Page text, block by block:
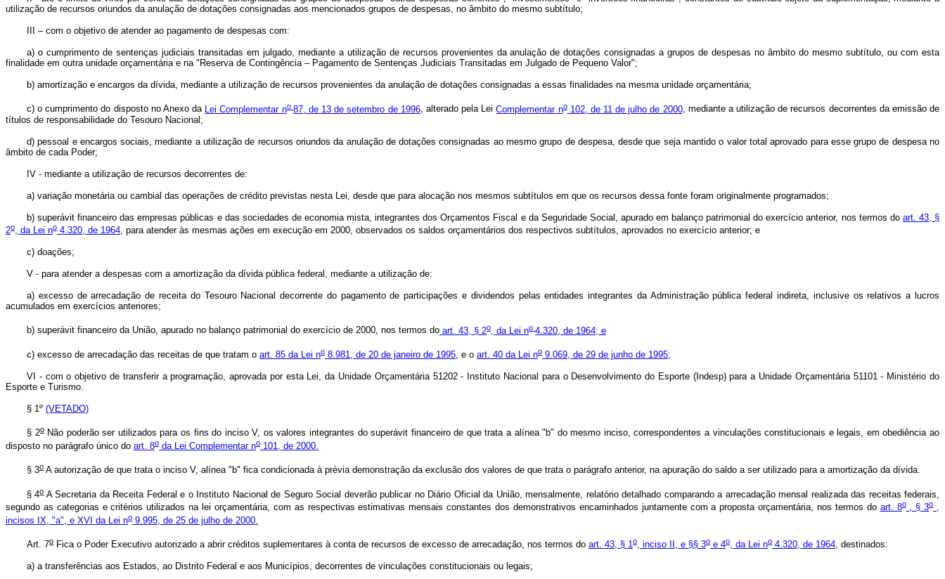
utilização de recursos oriundos da anulação de dotações consignadas aos mencionados grupos de despesas, no âmbito do mesmo subtítulo;
III – com o objetivo de atender ao pagamento de despesas com:
a) o cumprimento de sentenças judiciais transitadas em julgado, mediante a utilização de recursos provenientes da anulação de dotações consignadas a grupos de despesas no âmbito do mesmo subtítulo, ou com esta
finalidade em outra unidade orçamentária e na "Reserva de Contingência – Pagamento de Sentenças Judiciais Transitadas em Julgado de Pequeno Valor";
b) amortização e encargos da dívida, mediante a utilização de recursos provenientes da anulação de dotações consignadas a essas finalidades na mesma unidade orçamentária;
c) o cumprimento do disposto no Anexo da Lei Complementar no 87, de 13 de setembro de 1996, alterado pela LeiComplementar no102, de 11 de julho de 2000, mediante a utilização de recursos decorrentes da emissão de
títulos de responsabilidade do Tesouro Nacional;
d) pessoal e encargos sociais, mediante a utilização de recursos oriundos da anulação de dotações consignadas ao mesmo grupo de despesa, desde que seja mantido o valor total aprovado para esse grupo de despesa no
âmbito de cada Poder;
IV - mediante a utilização de recursos decorrentes de:
a) variação monetária ou cambial das operações de crédito previstas nesta Lei, desde que para alocação nos mesmos subtítulos em que os recursos dessa fonte foram originalmente programados;
b) superávit financeiro das empresas públicas e das sociedades de economia mista, integrantes dos Orçamentos Fiscal e da Seguridade Social, apurado em balanço patrimonial do exercício anterior, nos termos do art. 43, §
2o, da Lei no 4.320, de 1964, para atender às mesmas ações em execução em 2000, observados os saldos orçamentários dos respectivos subtítulos, aprovados no exercício anterior; e
c) doações;
V - para atender a despesas com a amortização da dívida pública federal, mediante a utilização de:
a) excesso de arrecadação de receita do Tesouro Nacional decorrente do pagamento de participações e dividendos pelas entidades integrantes da Administração pública federal indireta, inclusive os relativos a lucros
acumulados em exercícios anteriores;
b) superávit financeiro da União, apurado no balanço patrimonial do exercício de 2000, nos termos do art. 43, § 2o , da Lei no 4.320, de 1964; e
c) excesso de arrecadação das receitas de que tratam o art. 85 da Lei no 8.981, de 20 de janeiro de 1995, e o art. 40 da Lei no 9.069, de 29 de junho de 1995;
VI - com o objetivo de transferir a programação, aprovada por esta Lei, da Unidade Orçamentária 51202 - Instituto Nacional para o Desenvolvimento do Esporte (Indesp) para a Unidade Orçamentária 51101 - Ministério do
Esporte e Turismo.
§ 1º (VETADO)
§ 2oNão poderão ser utilizados para os fins do inciso V, os valores integrantes do superávit financeiro de que trata a alínea "b" do mesmo inciso, correspondentes a vinculações constitucionais e legais, em obediência ao
disposto no parágrafo único do art. 8o da Lei Complementar no 101, de 2000.
§ 3o A autorização de que trata o inciso V, alínea "b" fica condicionada à prévia demonstração da exclusão dos valores de que trata o parágrafo anterior, na apuração do saldo a ser utilizado para a amortização da dívida.
§ 4oA Secretaria da Receita Federal e o Instituto Nacional de Seguro Social deverão publicar no Diário Oficial da União, mensalmente, relatório detalhado comparando a arrecadação mensal realizada das receitas federais,
segundo as categorias e critérios utilizados na lei orçamentária, com as respectivas estimativas mensais constantes dos demonstrativos encaminhados juntamente com a proposta orçamentária, nos termos do art. 8o, § 3o,
incisos IX, "a", e XVI da Lei no 9.995, de 25 de julho de 2000.
Art. 7o Fica o Poder Executivo autorizado a abrir créditos suplementares à conta de recursos de excesso de arrecadação, nos termos do art. 43, § 1o, inciso II, e §§ 3o e 4o, da Lei no 4.320, de 1964, destinados:
a) a transferências aos Estados, ao Distrito Federal e aos Municípios, decorrentes de vinculações constitucionais ou legais;